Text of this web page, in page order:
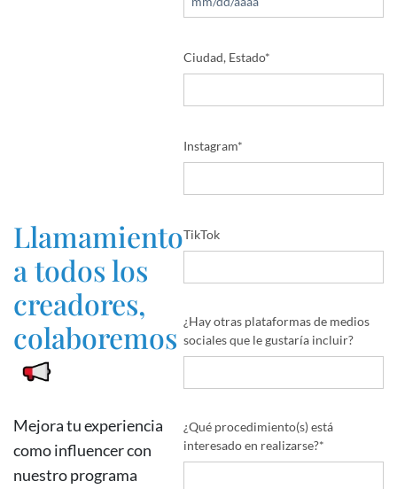
Llamamiento
a todos los
creadores,
colaboremos
Mejora tu experiencia
como influencer con
nuestro programa
barra
DD
oblicua
AAAA
Ciudad, Estado*
Instagram*
TikTok
¿Hay otras plataformas de medios
sociales que le gustaría incluir?
¿Qué procedimiento(s) está
interesado en realizarse?*